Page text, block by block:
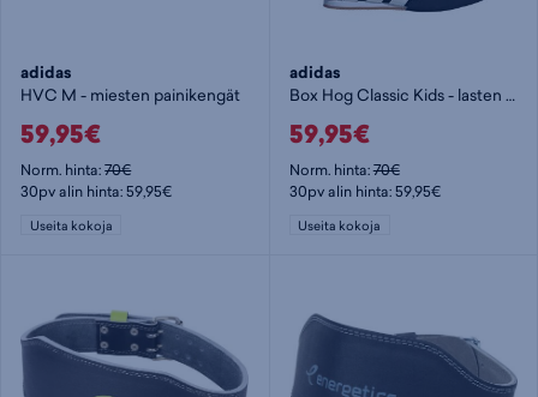
adidas
HVC M - miesten painikengät
59,95€
Norm. hinta:70€
30pv alin hinta: 59,95€
Useita kokoja
adidas
Box Hog Classic Kids - lasten painikengät
59,95€
Norm. hinta:70€
30pv alin hinta: 59,95€
Useita kokoja